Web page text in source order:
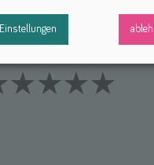
Einstellungen